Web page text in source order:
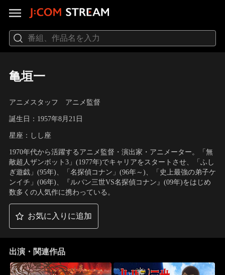
亀垣一
アニメスタッフ アニメ監督
誕生日：1957年8月21日
星座：しし座
1970年代から活躍するアニメ監督・演出家・アニメーター。「無
敵超人ザンボット3」(1977年)でキャリアをスタートさせ、「ふし
ぎ遊戯」(95年)、「名探偵コナン」(96年～)、「史上最強の弟子ケ
ンイチ」(06年)、『ルパン三世VS名探偵コナン』(09年)をはじめ
数多くの人気作に携わっている。
お気に入りに追加
出演・関連作品